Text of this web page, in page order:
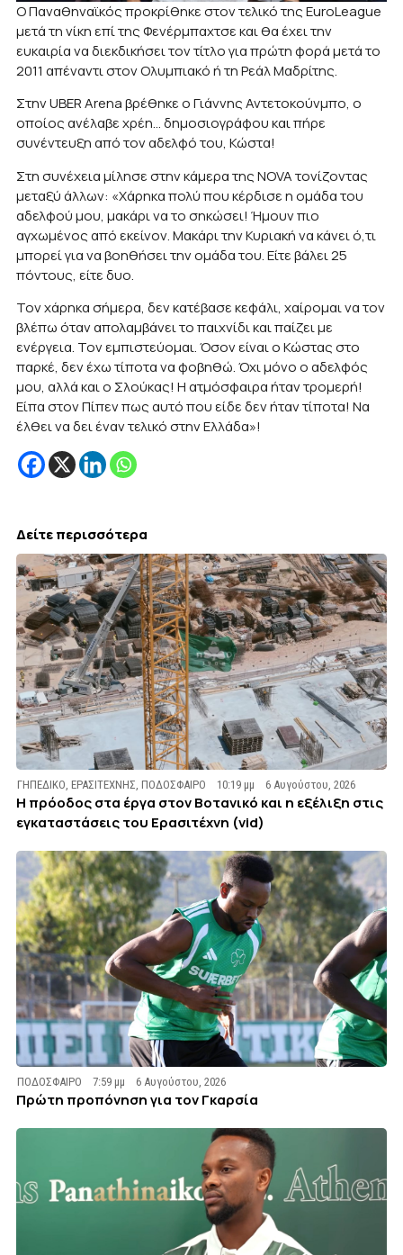
Ο Παναθηναϊκός προκρίθηκε στον τελικό της EuroLeague
μετά τη νίκη επί της Φενέρμπαχτσε και θα έχει την
ευκαιρία να διεκδικήσει τον τίτλο για πρώτη φορά μετά το
2011 απέναντι στον Ολυμπιακό ή τη Ρεάλ Μαδρίτης.
Στην UBER Arena βρέθηκε ο Γιάννης Αντετοκούνμπο, ο
οποίος ανέλαβε χρέη… δημοσιογράφου και πήρε
συνέντευξη από τον αδελφό του, Κώστα!
Στη συνέχεια μίλησε στην κάμερα της NOVA τονίζοντας
μεταξύ άλλων: «Χάρηκα πολύ που κέρδισε η ομάδα του
αδελφού μου, μακάρι να το σηκώσει! Ήμουν πιο
αγχωμένος από εκείνον. Μακάρι την Κυριακή να κάνει ό,τι
μπορεί για να βοηθήσει την ομάδα του. Είτε βάλει 25
πόντους, είτε δυο.
Τον χάρηκα σήμερα, δεν κατέβασε κεφάλι, χαίρομαι να τον
βλέπω όταν απολαμβάνει το παιχνίδι και παίζει με
ενέργεια. Τον εμπιστεύομαι. Όσον είναι ο Κώστας στο
παρκέ, δεν έχω τίποτα να φοβηθώ. Όχι μόνο ο αδελφός
μου, αλλά και ο Σλούκας! Η ατμόσφαιρα ήταν τρομερή!
Είπα στον Πίπεν πως αυτό που είδε δεν ήταν τίποτα! Να
έλθει να δει έναν τελικό στην Ελλάδα»!
Δείτε περισσότερα
ΓΗΠΕΔΙΚΟ,ΕΡΑΣΙΤΕΧΝΗΣ,ΠΟΔΟΣΦΑΙΡΟ 10:19 μμ 6 Αυγούστου, 2026
Η πρόοδος στα έργα στον Βοτανικό και η εξέλιξη στις
εγκαταστάσεις του Ερασιτέχνη (vid)
ΠΟΔΟΣΦΑΙΡΟ 7:59 μμ 6 Αυγούστου, 2026
Πρώτη προπόνηση για τον Γκαρσία